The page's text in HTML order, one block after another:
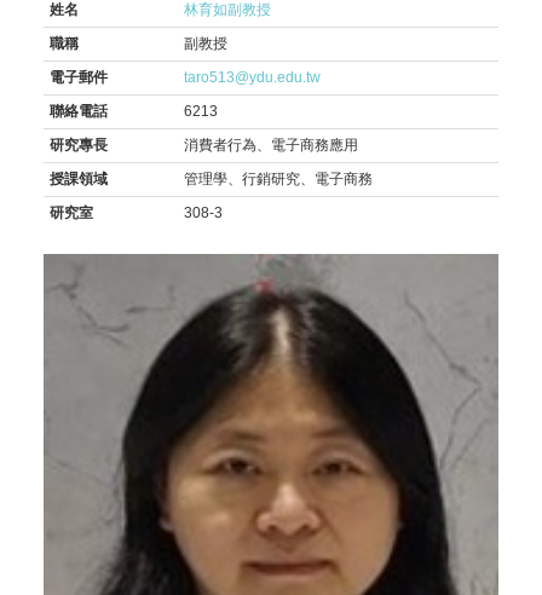
姓名
林育如副教授
職稱
副教授
電子郵件
taro513@ydu.edu.tw
聯絡電話
6213
研究專長
消費者行為、電子商務應用
授課領域
管理學、行銷研究、電子商務
研究室
308-3